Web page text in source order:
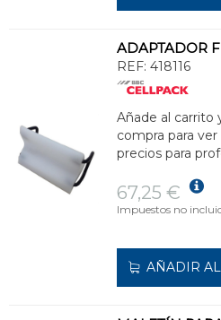
ADAPTADOR
REF: 418116
Añade al carrito
compra para
precios para
67,25 €
Impuestos no
AÑADIR